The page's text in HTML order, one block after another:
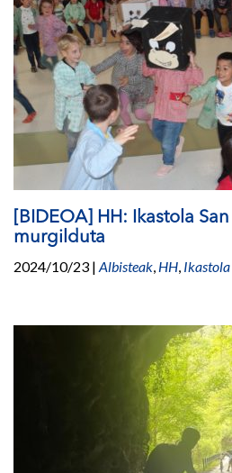
[BIDEOA] HH: Ikastola
murgilduta
2024/10/23 | Albisteak, HH, Ikastola